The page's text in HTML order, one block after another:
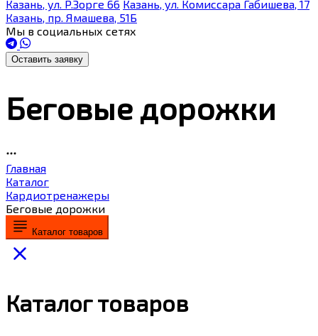
Казань, ул. Р.Зорге 66 Казань, ул. Комиссара Габишева, 17
Казань, пр. Ямашева, 51Б
Мы в социальных сетях
Оставить заявку
Беговые дорожки
Главная
Каталог
Кардиотренажеры
Беговые дорожки
Каталог товаров
Каталог товаров